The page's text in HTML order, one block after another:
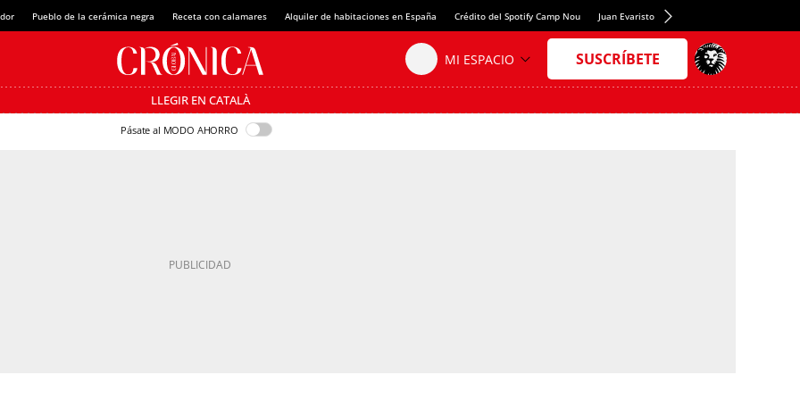
Pueblo de la cerámica negra Receta con calamares Alquiler de habitaciones en España Crédito del Spotify Camp Nou Juan Evaristo Valls Boix
LLEGIR EN CATALÀ
Pásate al MODO AHORRO